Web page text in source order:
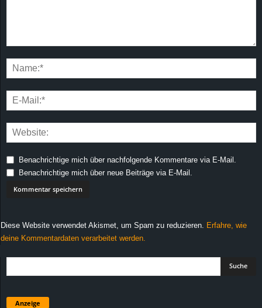
Benachrichtige mich über nachfolgende Kommentare via E-Mail.
Benachrichtige mich über neue Beiträge via E-Mail.
Diese Website verwendet Akismet, um Spam zu reduzieren.
Erfahre, wie
deine Kommentardaten verarbeitet werden.
Anzeige